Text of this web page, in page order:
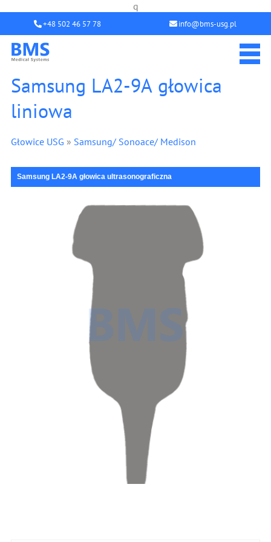
q
+48 502 46 57 78 info@bms-usg.pl
Samsung LA2-9A głowica
liniowa
Głowice USG » Samsung/ Sonoace/ Medison
Samsung LA2-9A głowica ultrasonograficzna